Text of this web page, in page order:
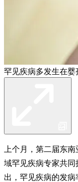
罕见疾病多发生在婴
上个月，第二届东
域罕见疾病专家共
出，罕见疾病的发